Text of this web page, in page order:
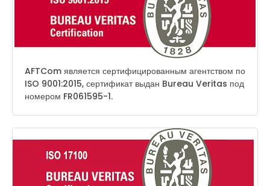
AFTCom является сертифицированным агентством по
ISO 9001:2015, сертификат выдан Bureau Veritas под
номером FR061595-1.